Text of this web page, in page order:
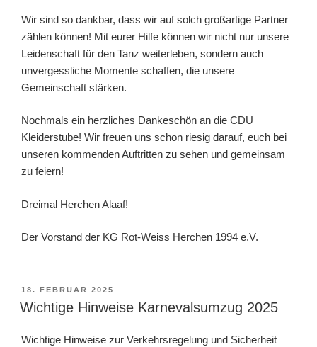
Wir sind so dankbar, dass wir auf solch großartige Partner
zählen können! Mit eurer Hilfe können wir nicht nur unsere
Leidenschaft für den Tanz weiterleben, sondern auch
unvergessliche Momente schaffen, die unsere
Gemeinschaft stärken.
Nochmals ein herzliches Dankeschön an die CDU
Kleiderstube! Wir freuen uns schon riesig darauf, euch bei
unseren kommenden Auftritten zu sehen und gemeinsam
zu feiern!
Dreimal Herchen Alaaf!
Der Vorstand der KG Rot-Weiss Herchen 1994 e.V.
VERÖFFENTLICHT
AM
18. FEBRUAR 2025
Wichtige Hinweise Karnevalsumzug 2025
Wichtige Hinweise zur Verkehrsregelung und Sicherheit